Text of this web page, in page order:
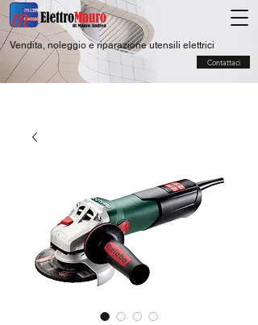
Vendita, noleggio e riparazione utensili elettrici
Contattaci